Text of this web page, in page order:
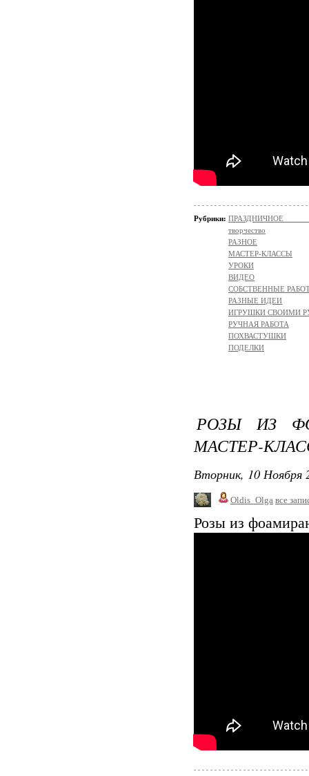
Рубрики: ПРАЗДНИЧНОЕ
творчество
РАЗНОЕ
МАСТЕР-КЛАССЫ
УРОКИ
ВИДЕО
СОБСТВЕННЫЕ
РАЗНЫЕ ИДЕИ
ИГРУШКИ СВОИМИ
РУЧНАЯ РАБОТА
ПОХВАСТУШКИ
ПОДЕЛКИ
РОЗЫ ИЗ
МАСТЕР-
Вторник, 10 Ноября
Oldis_Olga все
Розы из